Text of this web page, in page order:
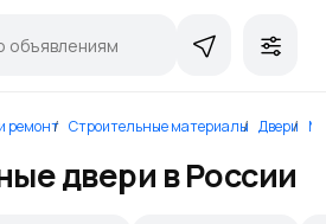
ремонт Строительные материалы Двери
двери в России